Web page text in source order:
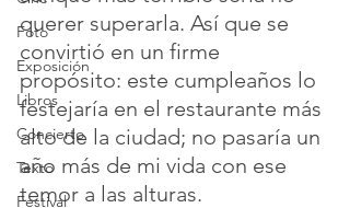
Foto
Exposición
Libros
Concierto
Texto
Festival
querer superarla. Así que se
convirtió en un firme
propósito: este cumpleaños lo
festejaría en el restaurante más
alto de la ciudad; no pasaría un
año más de mi vida con ese
temor a las alturas.